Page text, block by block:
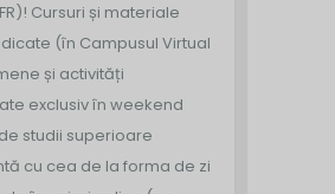
Cursuri și materiale
(în Campusul Virtual
și activități
exclusiv în weekend
studii superioare
cu cea de la forma de zi